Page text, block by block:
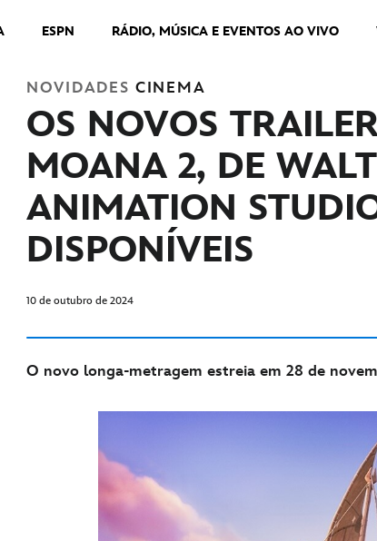
ESPN RÁDIO, MÚSICA E EVENTOS AO VIVO
NOVIDADES CINEMA
OS NOVOS
MOANA 2, DE
ANIMATION
DISPONÍVEIS
10 de outubro de 2024
O novo longa-metragem estreia em 28 de